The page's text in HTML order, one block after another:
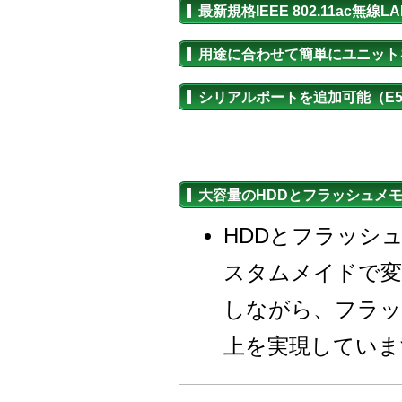
最新規格IEEE 802.11ac無線
用途に合わせて簡単にユニッ
シリアルポートを追加可能（
大容量のHDDとフラッシュメ
HDDとフラッシ
スタムメイドで
しながら、フラ
上を実現してい